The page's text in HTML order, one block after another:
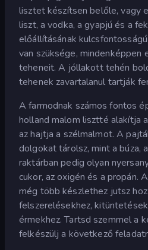
lisztet készítsen belőle, vagy
liszt, a vodka, a gyapjú és a
előállításának
van szüksége, mindenképpen
teheneit. A jóllakott tehén
tehenek zavartalanul tartják
A farmodnak számos fontos
holland malom lisztté alakítja
az hajtja a szélmalmot. A
dolgokat tárolsz, mint a búza,
raktárban pedig olyan
cukor, az oxigén és a propán.
még több készlethez jutsz
felszerelésekhez,
érmekhez. Tartsd szemmel a
felkészülj a következő